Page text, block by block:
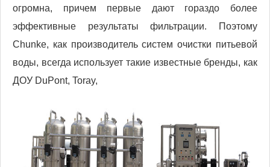
огромна, причем первые дают гораздо более
эффективные результаты фильтрации. Поэтому
Chunke, как производитель систем очистки питьевой
воды, всегда использует такие известные бренды, как
ДОУ DuPont, Toray,